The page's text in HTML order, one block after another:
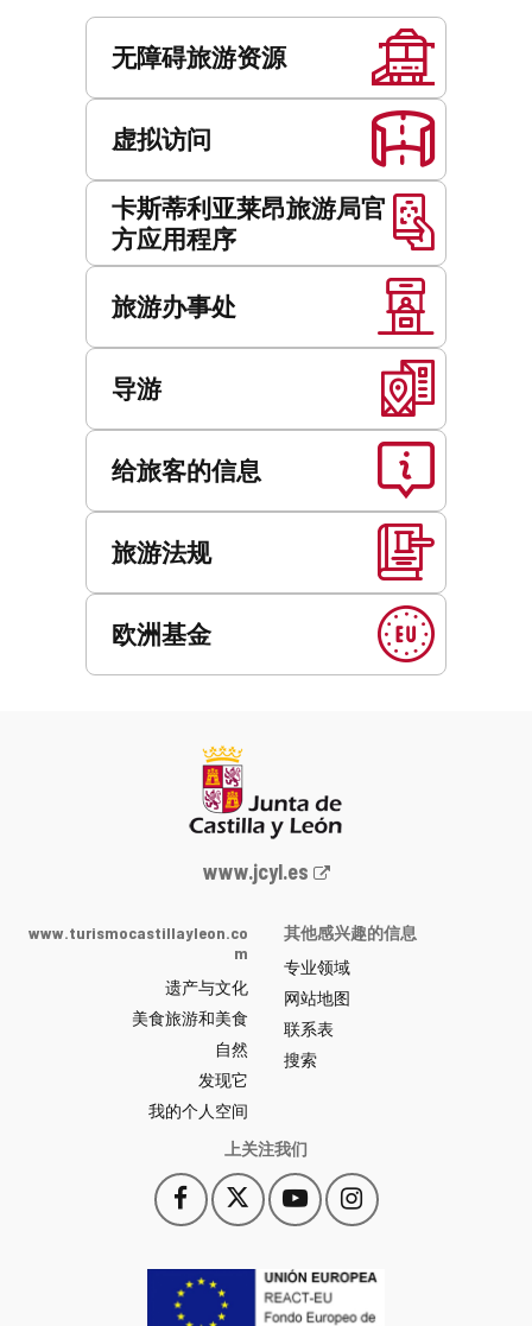
无障碍旅游资源
虚拟访问
卡斯蒂利亚莱昂旅游局官
方应用程序
旅游办事处
导游
给旅客的信息
旅游法规
欧洲基金
Junta
y
León
网
站
门
户
-
www.jcyl.es
www.turismocastillayleon.co
m
遗产与文化
美食旅游和美食
自然
发现它
我的个人空间
其他感兴趣的信息
专业领域
网站地图
联系表
搜索
上关注我们
Facebook
此
链
会
打
此
链
YouTube
此
链
会
打
Instagram
此
链
会